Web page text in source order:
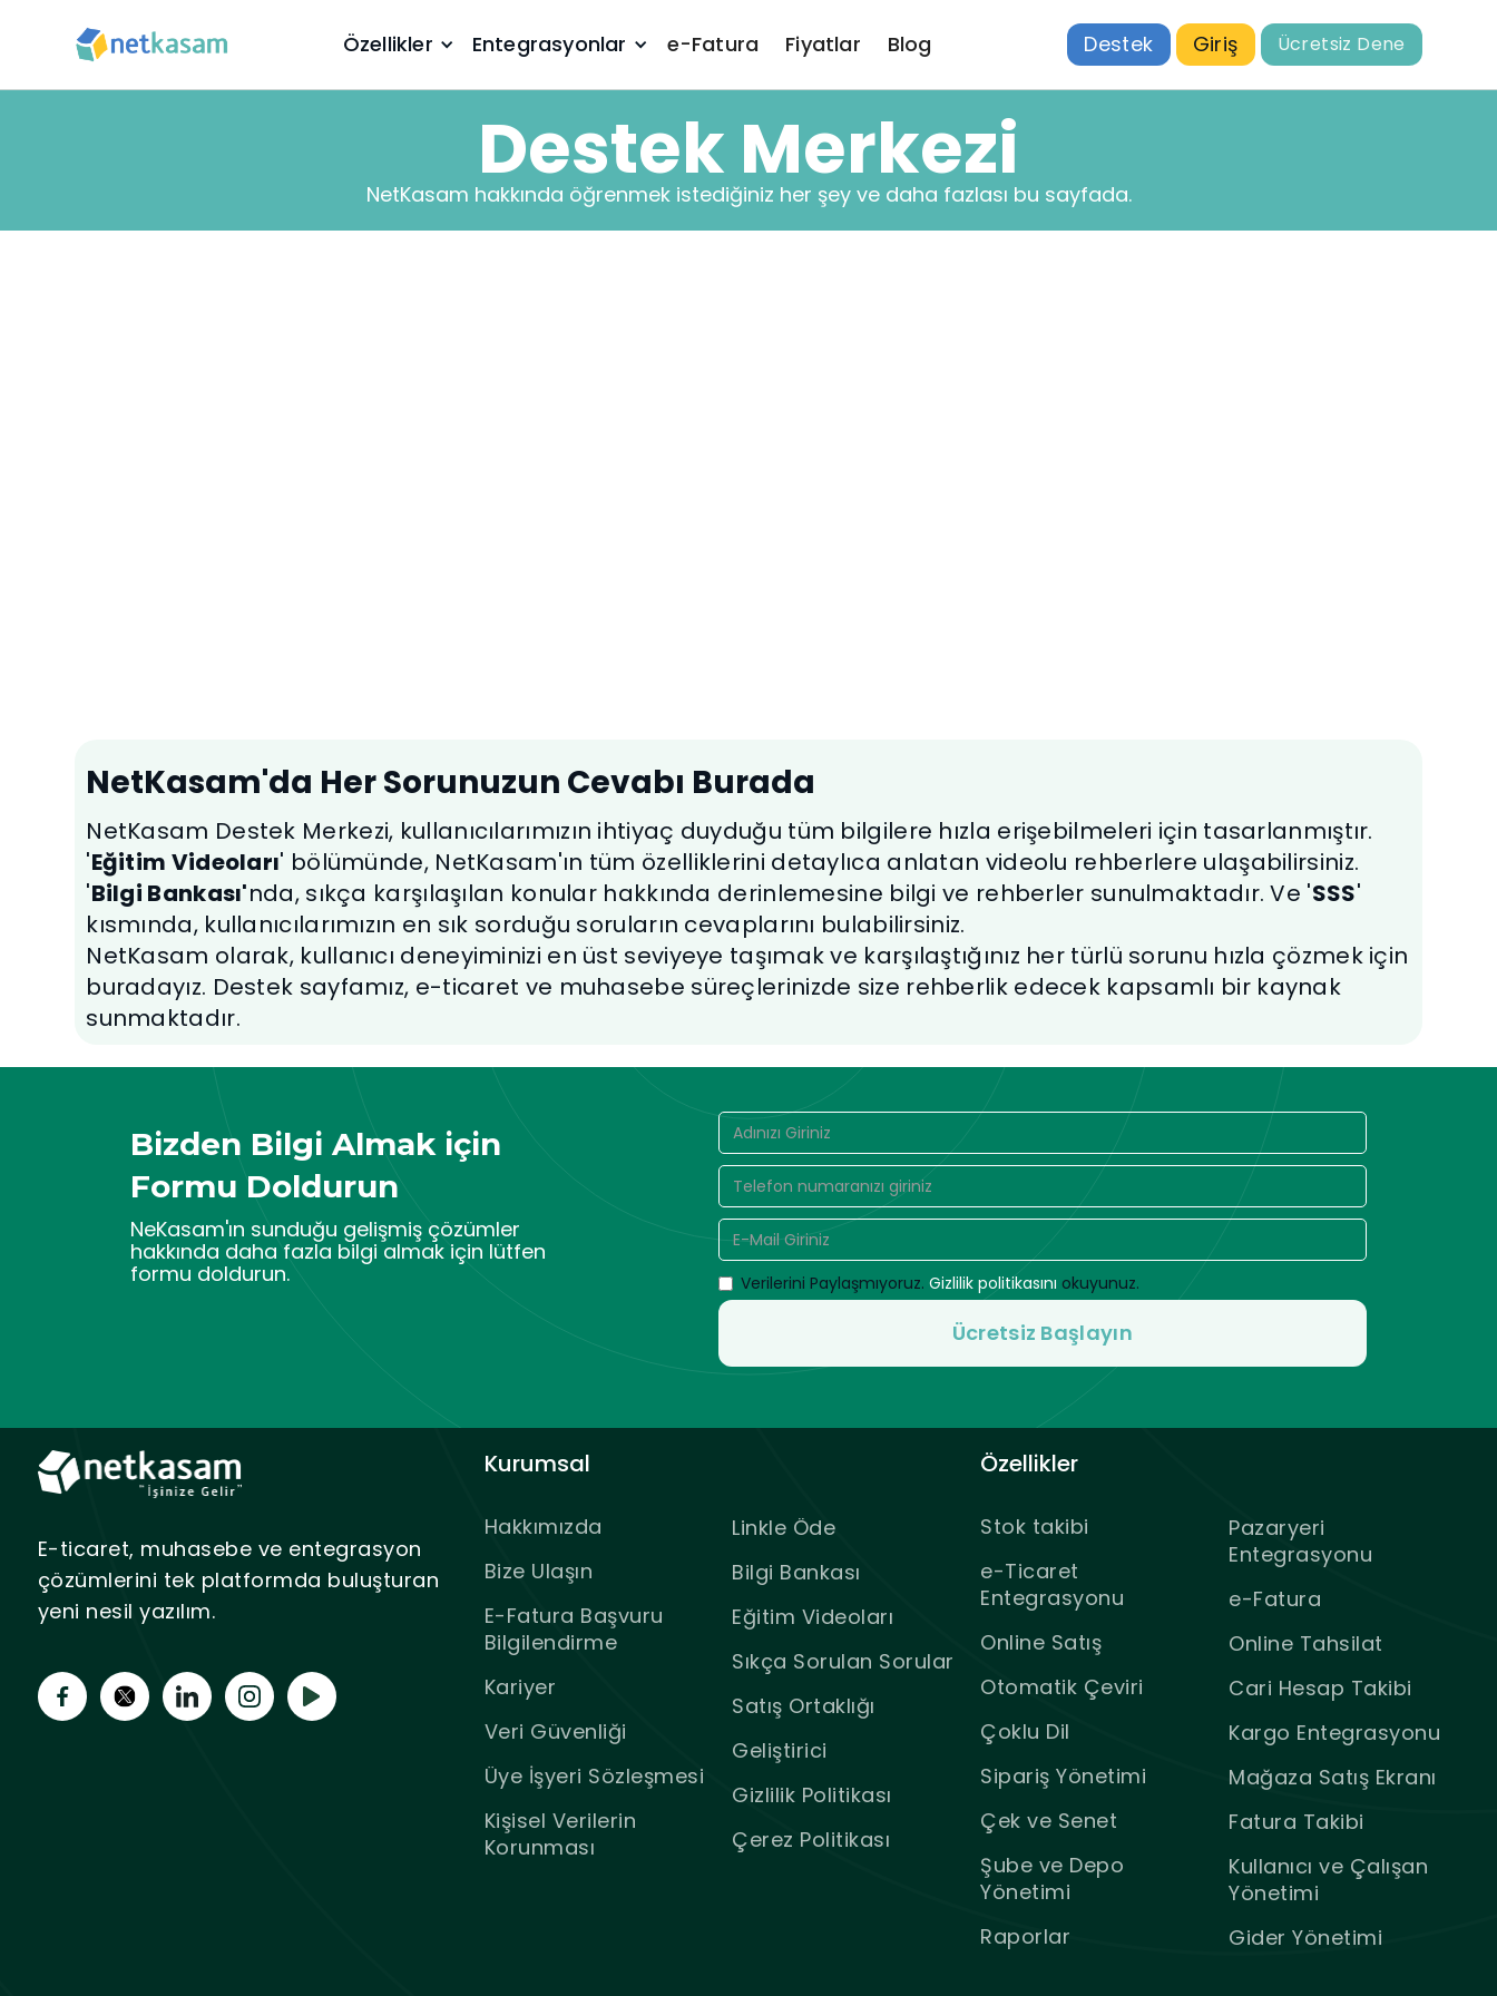
Özellikler Entegrasyonlar e-Fatura Fiyatlar Blog Destek Giriş Ücretsiz Dene
Destek Merkezi
NetKasam hakkında öğrenmek istediğiniz her şey ve daha fazlası bu sayfada.
NetKasam'da Her Sorunuzun Cevabı Burada
NetKasam Destek Merkezi, kullanıcılarımızın ihtiyaç duyduğu tüm bilgilere hızla erişebilmeleri için tasarlanmıştır.
'Eğitim Videoları' bölümünde, NetKasam'ın tüm özelliklerini detaylıca anlatan videolu rehberlere ulaşabilirsiniz.
'Bilgi Bankası'nda, sıkça karşılaşılan konular hakkında derinlemesine bilgi ve rehberler sunulmaktadır. Ve 'SSS'
kısmında, kullanıcılarımızın en sık sorduğu soruların cevaplarını bulabilirsiniz.
NetKasam olarak, kullanıcı deneyiminizi en üst seviyeye taşımak ve karşılaştığınız her türlü sorunu hızla çözmek için
buradayız. Destek sayfamız, e-ticaret ve muhasebe süreçlerinizde size rehberlik edecek kapsamlı bir kaynak
sunmaktadır.
Bizden Bilgi Almak için
Formu Doldurun
NeKasam'ın sunduğu gelişmiş çözümler
hakkında daha fazla bilgi almak için lütfen
formu doldurun.
Verilerini Paylaşmıyoruz. Gizlilik politikasını okuyunuz.
E-ticaret, muhasebe ve entegrasyon
çözümlerini tek platformda buluşturan
yeni nesil yazılım.
Kurumsal
Hakkımızda
Bize Ulaşın
E-Fatura Başvuru
Bilgilendirme
Kariyer
Veri Güvenliği
Üye İşyeri Sözleşmesi
Kişisel Verilerin
Korunması
Linkle Öde
Bilgi Bankası
Eğitim Videoları
Sıkça Sorulan Sorular
Satış Ortaklığı
Geliştirici
Gizlilik Politikası
Çerez Politikası
Özellikler
Stok takibi
e-Ticaret
Entegrasyonu
Online Satış
Otomatik Çeviri
Çoklu Dil
Sipariş Yönetimi
Çek ve Senet
Şube ve Depo
Yönetimi
Raporlar
Pazaryeri
Entegrasyonu
e-Fatura
Online Tahsilat
Cari Hesap Takibi
Kargo Entegrasyonu
Mağaza Satış Ekranı
Fatura Takibi
Kullanıcı ve Çalışan
Yönetimi
Gider Yönetimi